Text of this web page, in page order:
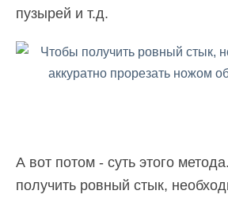
пузырей и т.д.
А вот потом - суть этого
получить ровный стык,